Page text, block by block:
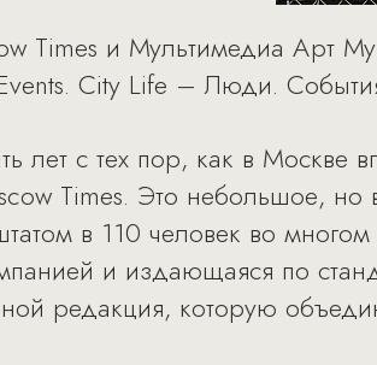
Times и Мультимедиа Арт
City Life – Люди.
лет с тех пор, как в Москве
Times. Это небольшое, но
в 110 человек во
и издающаяся по
редакция, которую